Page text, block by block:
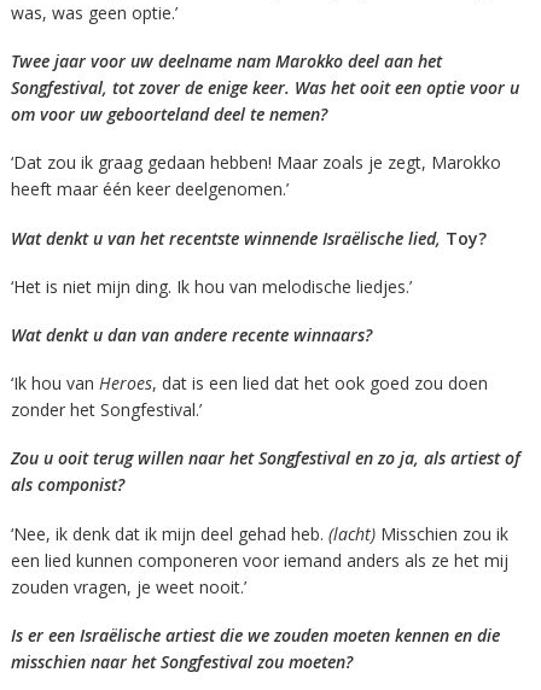
was, was geen optie.’
Twee jaar voor uw deelname nam Marokko deel aan het
Songfestival, tot zover de enige keer. Was het ooit een optie voor u
om voor uw geboorteland deel te nemen?
‘Dat zou ik graag gedaan hebben! Maar zoals je zegt, Marokko
heeft maar één keer deelgenomen.’
Wat denkt u van het recentste winnende Israëlische lied, Toy?
‘Het is niet mijn ding. Ik hou van melodische liedjes.’
Wat denkt u dan van andere recente winnaars?
‘Ik hou van Heroes, dat is een lied dat het ook goed zou doen
zonder het Songfestival.’
Zou u ooit terug willen naar het Songfestival en zo ja, als artiest of
als componist?
‘Nee, ik denk dat ik mijn deel gehad heb. (lacht)Misschien zou ik
een lied kunnen componeren voor iemand anders als ze het mij
zouden vragen, je weet nooit.’
Is er een Israëlische artiest die we zouden moeten kennen en die
misschien naar het Songfestival zou moeten?